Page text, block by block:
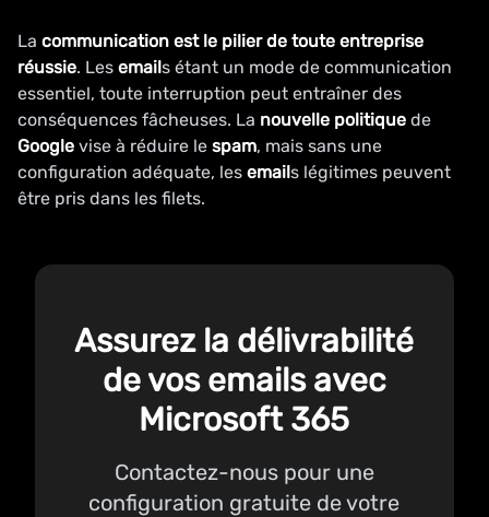
La communication est le pilier de toute entreprise
réussie. Les emails étant un mode de communication
essentiel, toute interruption peut entraîner des
conséquences fâcheuses. La nouvelle politique de
Google vise à réduire le spam, mais sans une
configuration adéquate, les emails légitimes peuvent
être pris dans les filets.
Assurez la délivrabilité
de vos emails avec
Microsoft 365
Contactez-nous pour une
configuration gratuite de votre